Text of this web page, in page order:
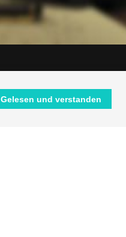
Gelesen und verstanden